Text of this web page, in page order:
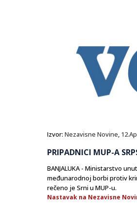
Izvor: Nezavisne Novine,
PRIPADNICI MUP-A
BANJALUKA - Ministarstvo
međunarodnoj borbi protiv
rečeno je Srni u MUP-u.
Nastavak na Nezavisne